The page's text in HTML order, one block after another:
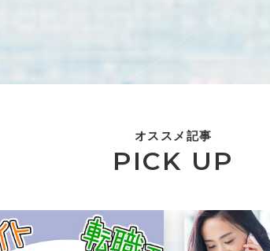
オススメ記事
PICK UP